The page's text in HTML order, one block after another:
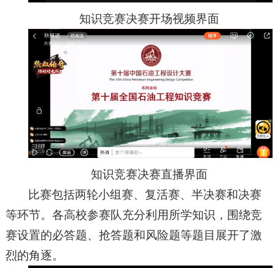
知识竞赛决赛开场视频界面
知识竞赛决赛直播界面
比赛包括两轮小组赛、复活赛、半决赛和决赛
等环节。各高校参赛队充分利用所学知识，围绕竞
赛设置的必答题、抢答题和风险题等题目展开了激
烈的角逐。